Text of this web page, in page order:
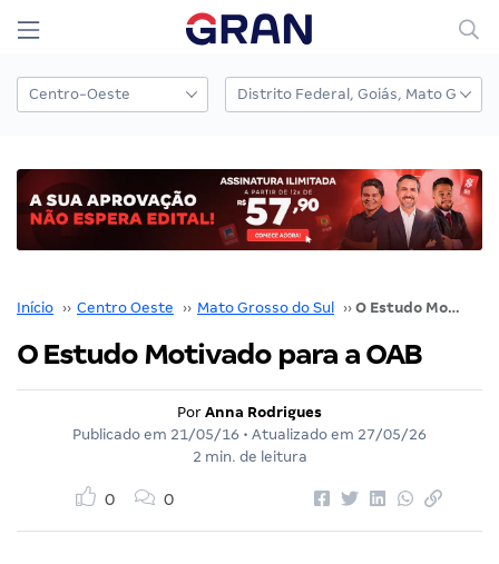
Início ›› Centro Oeste ›› Mato Grosso do Sul ›› O Estudo Motivado para a OAB
O Estudo Motivado para a OAB
Por Anna Rodrigues
Publicado em 21/05/16 • Atualizado em 27/05/26
2 min. de leitura
0 0